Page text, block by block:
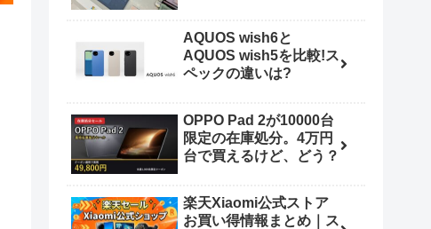
AQUOS wish6と
AQUOS wish5を比較!ス
ペックの違いは?
OPPO Pad 2が10000台
限定の在庫処分。4万円
台で買えるけど、どう？
楽天Xiaomi公式ストア
お買い得情報まとめ｜ス